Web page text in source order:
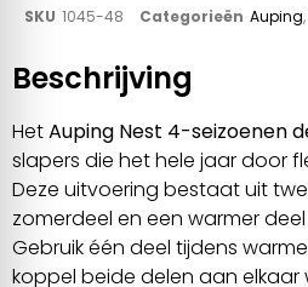
SKU 1045-48 Categorieën Auping,
Beschrijving
HetAuping Nest 4-seizoenen
slapers die het hele jaar door
Deze uitvoering bestaat uit
zomerdeel en een warmer
Gebruik één deel tijdens
koppel beide delen aan elkaar